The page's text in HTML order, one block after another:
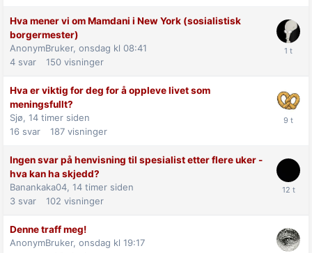
Hva mener vi om Mamdani i New York (sosialistisk
borgermester)
AnonymBruker, onsdag kl 08:41
4 svar 150 visninger
Hva er viktig for deg for å oppleve livet som
meningsfullt?
Sjø, 14 timer siden
16 svar 187 visninger
Ingen svar på henvisning til spesialist etter flere uker -
hva kan ha skjedd?
Banankaka04, 14 timer siden
3 svar 102 visninger
Denne traff meg!
AnonymBruker, onsdag kl 19:17